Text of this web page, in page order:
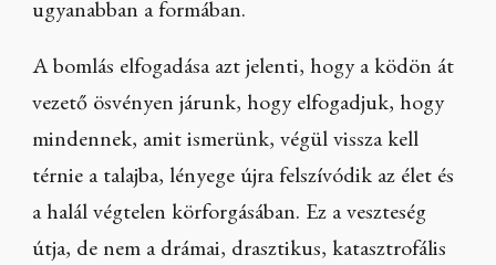
ugyanabban a formában.
A bomlás elfogadása azt jelenti, hogy a ködön át
vezető ösvényen járunk, hogy elfogadjuk, hogy
mindennek, amit ismerünk, végül vissza kell
térnie a talajba, lényege újra felszívódik az élet és
a halál végtelen körforgásában. Ez a veszteség
útja, de nem a drámai, drasztikus, katasztrofális